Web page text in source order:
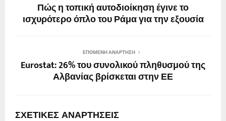
Πώς η τοπική αυτοδιοίκηση έγινε το
ισχυρότερο όπλο του Ράμα για την εξουσία
ΕΠΌΜΕΝΗ ΑΝΆΡΤΗΣΗ
Eurostat: 26% του συνολικού πληθυσμού της
Αλβανίας βρίσκεται στην ΕΕ
ΣΧΕΤΙΚΈΣ ΑΝΑΡΤΉΣΕΙΣ